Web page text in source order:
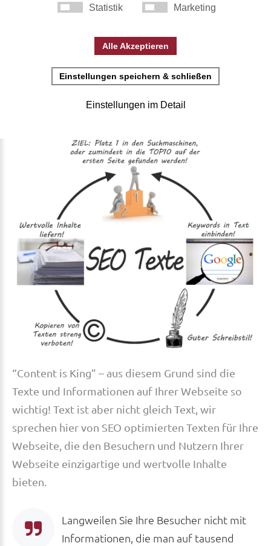
Blog
“Content is King” – aus diesem Grund sind die
Texte und Informationen auf Ihrer Webseite so
wichtig! Text ist aber nicht gleich Text, wir
sprechen hier von SEO optimierten Texten für Ihre
Webseite, die den Besuchern und Nutzern Ihrer
Webseite einzigartige und wertvolle Inhalte
bieten.
Langweilen Sie Ihre Besucher nicht mit
Informationen, die man auf tausend